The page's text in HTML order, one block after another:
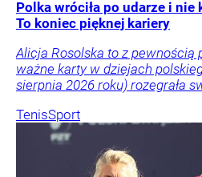
Polka wróciła po udarze i nie
To koniec pięknej kariery
Alicja Rosolska to z pewnością
ważne karty w dziejach
sierpnia 2026 roku) rozegrała
TenisSport